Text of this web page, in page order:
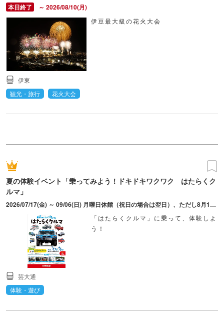
～ 2026/08/10(月)
伊豆最大級の花火大会
伊東
観光・旅行
花火大会
夏の体験イベント「乗ってみよう！ドキドキワクワク はたらくク
ルマ」
2026/07/17(金) ～ 09/06(日) 月曜日休館（祝日の場合は翌日）、ただし8月10日（月）は開館。詳細は同館ホームページを参照。
「はたらくクルマ」に乗って、体験しよ
う！
芸大通
体験・遊び